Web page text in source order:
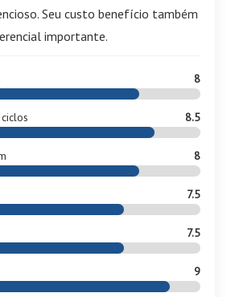
Seu custo benefício também
importante.
8
8.5
8
7.5
7.5
9